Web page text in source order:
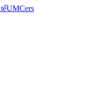
UMCers